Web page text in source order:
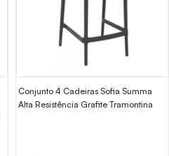
Conjunto 4 Cadeiras Sofia Summa
Alta Resistência Grafite Tramontina